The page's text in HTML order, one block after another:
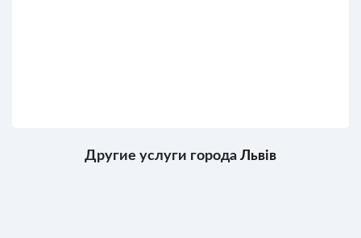
Другие услуги города Львів